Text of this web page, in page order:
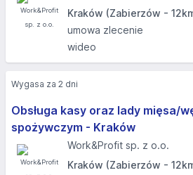
Kraków (Zabierzów -
umowa zlecenie
wideo
Obsługa kasy oraz lady mięsa/
spożywczym - Kraków
Work&Profit sp. z o.o.
Kraków (Zabierzów -
Wygasa za 2 dni